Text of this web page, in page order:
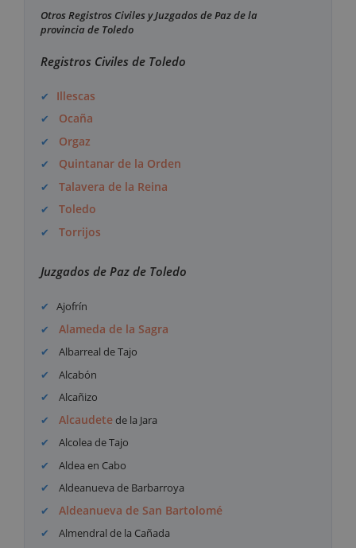
Otros Registros Civiles y Juzgados de Paz de la
provincia de Toledo
Registros Civiles de Toledo
Illescas
Ocaña
Orgaz
Quintanar de la Orden
Talavera de la Reina
Toledo
Torrijos
Juzgados de Paz de Toledo
Ajofrín
Alameda de la Sagra
Albarreal de Tajo
Alcabón
Alcañizo
Alcaudetede la Jara
Alcolea de Tajo
Aldea en Cabo
Aldeanueva de Barbarroya
Aldeanueva de San Bartolomé
Almendral de la Cañada